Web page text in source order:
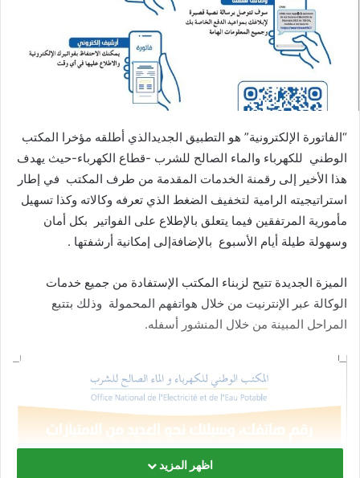
“الفاتورة الإلكترونية” هو التطبيق الجديدالذي أطلقه مؤخرا المكتب
الوطني للكهرباء والماء الصالح للشرب -قطاع الكهرباء-حيث يهدف
هذا الأخير إلى رقمنة الخدمات المقدمة من طرف المكتب في إطار
استراتيجيته الرامية لتخفيف الضغط الذي تعرفه وكالاته وكذا تسهيل
مأمورية المرتفقين فيما يتعلق بالإطلاع على الفواتير بكل أمان
وسهولة طيلة أيام الأسبوع بالإضافةإلى إمكانية أرشفتها .
الميزة الجديدة تتيح لزبناء المكتب الإستفادة من جميع خدمات
الوكالة عبر الإنترنيت من خلال هواتفهم المحمولة وذلك بتتبع
المراحل المبينة من خلال المنشور أسفله.
اظهر المزيد